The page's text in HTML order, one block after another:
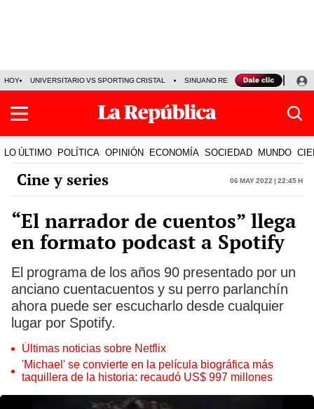
HOY UNIVERSITARIO VS SPORTING CRISTAL SINUANO RESULTADOS HOY
LO ÚLTIMO POLÍTICA OPINIÓN ECONOMÍA SOCIEDAD MUNDO
Cine y series 06 May 2022 | 22:45 h
“El narrador de cuentos” llega
en formato podcast a Spotify
El programa de los años 90 presentado por un
anciano cuentacuentos y su perro parlanchín
ahora puede ser escucharlo desde cualquier
lugar por Spotify.
Últimas noticias sobre Netflix
'Michael' se convierte en la película biográfica más
taquillera de la historia: recaudó US$ 997 millones